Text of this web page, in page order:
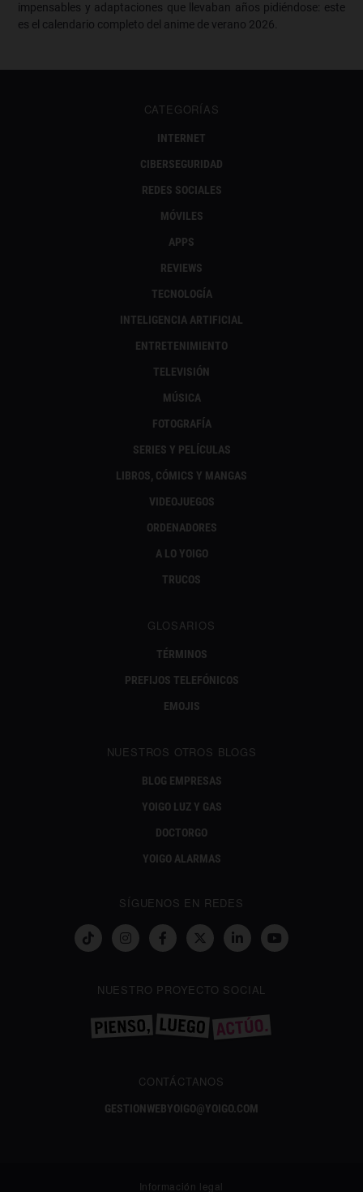
impensables y adaptaciones que llevaban años pidiéndose: este
es el calendario completo del anime de verano 2026.
CATEGORÍAS
INTERNET
CIBERSEGURIDAD
REDES SOCIALES
MÓVILES
APPS
REVIEWS
TECNOLOGÍA
INTELIGENCIA ARTIFICIAL
ENTRETENIMIENTO
TELEVISIÓN
MÚSICA
FOTOGRAFÍA
SERIES Y PELÍCULAS
LIBROS, CÓMICS Y MANGAS
VIDEOJUEGOS
ORDENADORES
A LO YOIGO
TRUCOS
GLOSARIOS
TÉRMINOS
PREFIJOS TELEFÓNICOS
EMOJIS
NUESTROS OTROS BLOGS
BLOG EMPRESAS
YOIGO LUZ Y GAS
DOCTORGO
YOIGO ALARMAS
SÍGUENOS EN REDES
NUESTRO PROYECTO SOCIAL
CONTÁCTANOS
GESTIONWEBYOIGO@YOIGO.COM
Información legal